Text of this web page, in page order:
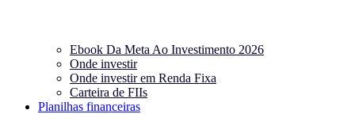
Ebook Da Meta Ao Investimento 2026
Onde investir
Onde investir em Renda Fixa
Carteira de FIIs
Planilhas financeiras